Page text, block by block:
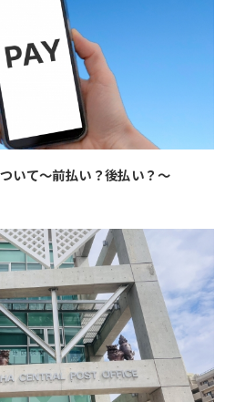
いて～前払い？後払い？～